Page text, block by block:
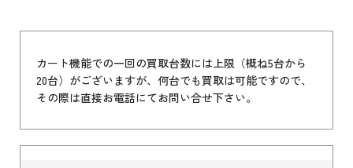
カート機能での一回の買取台数には上限（概ね5台から
20台）がございますが、何台でも買取は可能ですので、
その際は直接お電話にてお問い合せ下さい。